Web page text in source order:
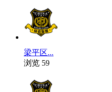
梁平区...
浏览 59